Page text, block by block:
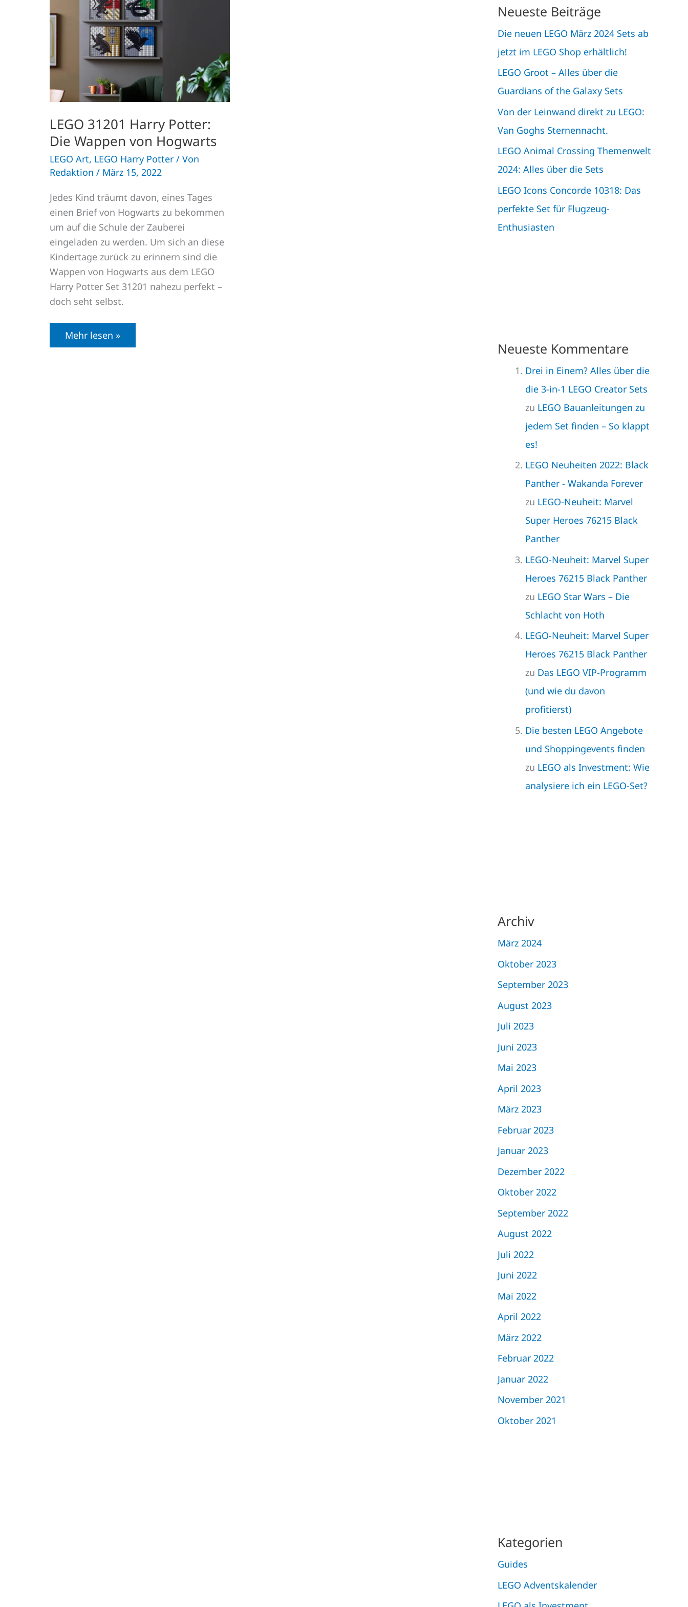
LEGO 31201 Harry Potter:
Die Wappen von Hogwarts
LEGO Art, LEGO Harry Potter / Von
Redaktion / März 15, 2022
Jedes Kind träumt davon, eines Tages
einen Brief von Hogwarts zu bekommen
um auf die Schule der Zauberei
eingeladen zu werden. Um sich an diese
Kindertage zurück zu erinnern sind die
Wappen von Hogwarts aus dem LEGO
Harry Potter Set 31201 nahezu perfekt –
doch seht selbst.
Wappen
Hogwarts
Mehr lesen »
Neueste Beiträge
Die neuen LEGO März 2024 Sets ab
jetzt im LEGO Shop erhältlich!
LEGO Groot – Alles über die
Guardians of the Galaxy Sets
Von der Leinwand direkt zu LEGO:
Van Goghs Sternennacht.
LEGO Animal Crossing Themenwelt
2024: Alles über die Sets
LEGO Icons Concorde 10318: Das
perfekte Set für Flugzeug-
Enthusiasten
Neueste Kommentare
Drei in Einem? Alles über die
die 3-in-1 LEGO Creator Sets
zu LEGO Bauanleitungen zu
jedem Set finden – So klappt
es!
LEGO Neuheiten 2022: Black
Panther - Wakanda Forever
zu LEGO-Neuheit: Marvel
Super Heroes 76215 Black
Panther
LEGO-Neuheit: Marvel Super
Heroes 76215 Black Panther
zu LEGO Star Wars – Die
Schlacht von Hoth
LEGO-Neuheit: Marvel Super
Heroes 76215 Black Panther
zu Das LEGO VIP-Programm
(und wie du davon
profitierst)
Die besten LEGO Angebote
und Shoppingevents finden
zu LEGO als Investment: Wie
analysiere ich ein LEGO-Set?
Archiv
März 2024
Oktober 2023
September 2023
August 2023
Juli 2023
Juni 2023
Mai 2023
April 2023
März 2023
Februar 2023
Januar 2023
Dezember 2022
Oktober 2022
September 2022
August 2022
Juli 2022
Juni 2022
Mai 2022
April 2022
März 2022
Februar 2022
Januar 2022
November 2021
Oktober 2021
Kategorien
Guides
LEGO Adventskalender